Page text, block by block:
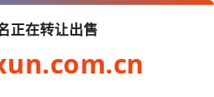
正在转让出售